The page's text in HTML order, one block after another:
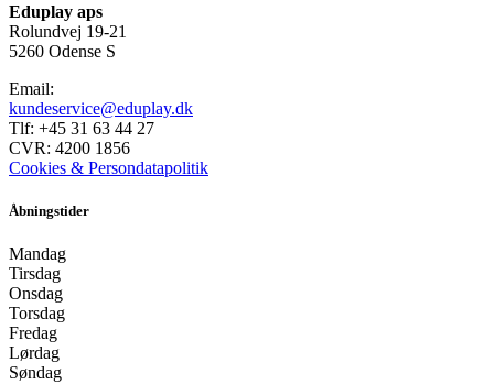
Eduplay aps
Rolundvej 19-21
5260 Odense S
Email:
kundeservice@eduplay.dk
Tlf: +45 31 63 44 27
CVR: 4200 1856
Cookies & Persondatapolitik
Åbningstider
Mandag
Tirsdag
Onsdag
Torsdag
Fredag
Lørdag
Søndag